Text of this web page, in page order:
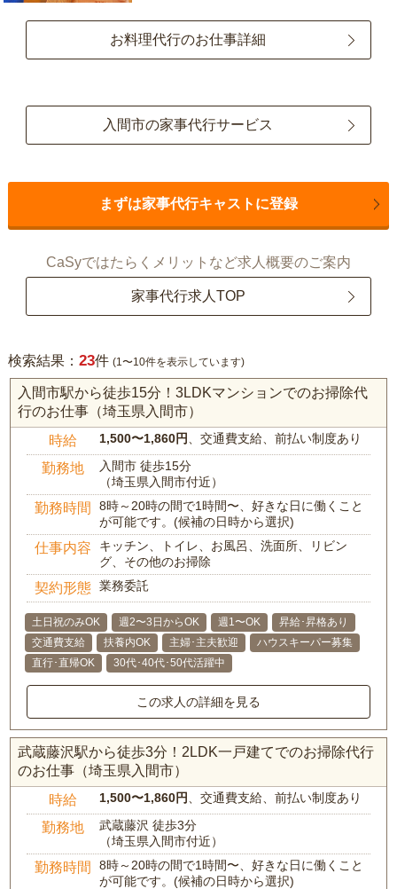
お料理代行のお仕事詳細
入間市の家事代行サービス
まずは家事代行キャストに登録
CaSyではたらくメリットなど求人概要のご案内
家事代行求人TOP
検索結果： 23件 (1〜10件を表示しています)
入間市駅から徒歩15分！3LDKマンションでのお掃除代
行のお仕事（埼玉県入間市）
時給 1,500〜1,860円 、交通費支給、前払い制度あり
勤務地
入間市 徒歩15分
（埼玉県入間市付近）
勤務時間
8時～20時の間で1時間〜、好きな日に働くこと
が可能です。(候補の日時から選択)
仕事内容
キッチン、トイレ、お風呂、洗面所、リビン
グ、その他のお掃除
契約形態 業務委託
土日祝のみOK 週2〜3日からOK 週1〜OK
昇給･昇格あり
交通費支給
扶養内OK 主婦･主夫歓迎
ハウスキーパー募集
直行･直帰OK
30代･40代･50代活躍中
この求人の詳細を見る
武蔵藤沢駅から徒歩3分！2LDK一戸建てでのお掃除代行
のお仕事（埼玉県入間市）
時給 1,500〜1,860円 、交通費支給、前払い制度あり
勤務地
武蔵藤沢 徒歩3分
（埼玉県入間市付近）
勤務時間
8時～20時の間で1時間〜、好きな日に働くこと
が可能です。(候補の日時から選択)